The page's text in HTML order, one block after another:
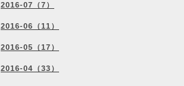
2016-07（7）
2016-06（11）
2016-05（17）
2016-04（33）